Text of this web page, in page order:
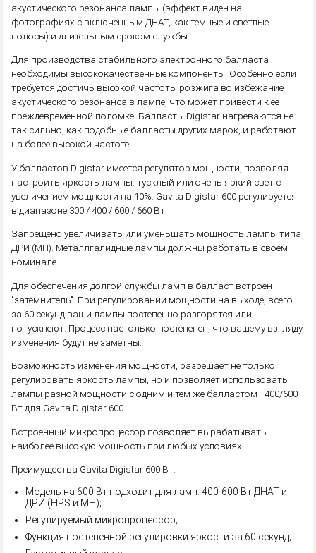
акустического резонанса лампы (эффект виден на
фотографиях с включенным ДНАТ, как темные и светлые
полосы) и длительным сроком службы.
Для производства стабильного электронного балласта
необходимы высококачественные компоненты. Особенно если
требуется достичь высокой частоты розжига во избежание
акустического резонанса в лампе, что может привести к ее
преждевременной поломке. Балласты Digistar нагреваются не
так сильно, как подобные балласты других марок, и работают
на более высокой частоте.
У балластов Digistar имеется регулятор мощности, позволяя
настроить яркость лампы: тусклый или очень яркий свет с
увеличением мощности на 10%. Gavita Digistar 600 регулируется
в диапазоне 300 / 400 / 600 / 660 Вт.
Запрещено увеличивать или уменьшать мощность лампы типа
ДРИ (MH). Металлгалидные лампы должны работать в своем
номинале.
Для обеспечения долгой службы ламп в балласт встроен
"затемнитель". При регулировании мощности на выходе, всего
за 60 секунд ваши лампы постепенно разгорятся или
потускнеют. Процесс настолько постепенен, что вашему взгляду
изменения будут не заметны.
Возможность изменения мощности, разрешает не только
регулировать яркость лампы, но и позволяет использовать
лампы разной мощности с одним и тем же балластом - 400/600
Вт для Gavita Digistar 600.
Встроенный микропроцессор позволяет вырабатывать
наиболее высокую мощность при любых условиях.
Преимущества Gavita Digistar 600 Вт:
Модель на 600 Вт подходит для ламп: 400-600 Вт ДНАТ и
ДРИ (HPS и MH);
Регулируемый микропроцессор;
Функция постепенной регулировки яркости за 60 секунд;